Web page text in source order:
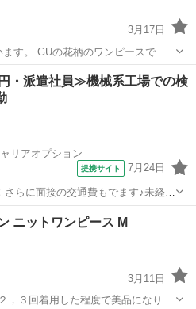
3月17日
す。 GUの花柄のワンピースで
いただけます。 マタニティワンピー
ンピース 花柄
・派遣社員≫機械系工場での検
リアオプション
提携サイト 7月24日
らに面接の交通費もでます♪未経験
装置の動作確認・調整 ◆設備の試
ニットワンピース M
3月11日